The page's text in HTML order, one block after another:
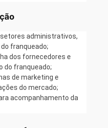
administrativos,
franqueado;
dos fornecedores e
do franqueado;
de marketing e
do mercado;
acompanhamento da